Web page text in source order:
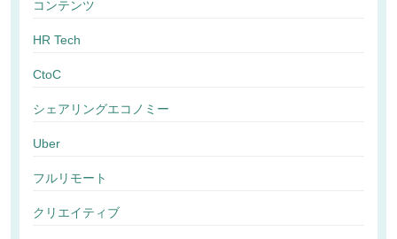
コンテンツ
HR Tech
CtoC
シェアリングエコノミー
Uber
フルリモート
クリエイティブ